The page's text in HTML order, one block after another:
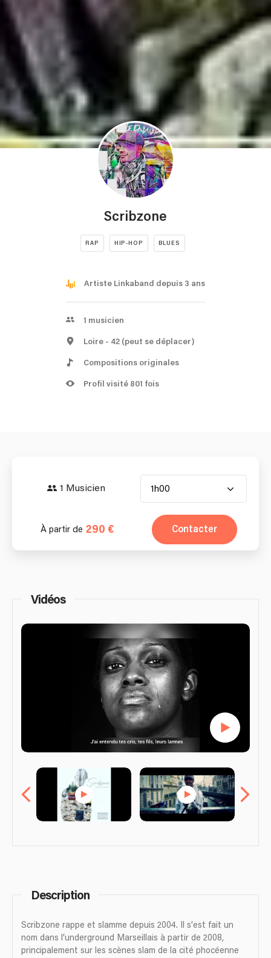
Scribzone
RAP HIP-HOP BLUES
Artiste Linkaband depuis 3 ans
1 musicien
Loire - 42 (peut se déplacer)
Compositions originales
Profil visité 801 fois
1 Musicien 1h00
À partir de 290 € Contacter
Vidéos
Description
Scribzone rappe et slamme depuis 2004. Il s’est fait un
nom dans l’underground Marseillais à partir de 2008,
principalement sur les scènes slam de la cité phocéenne